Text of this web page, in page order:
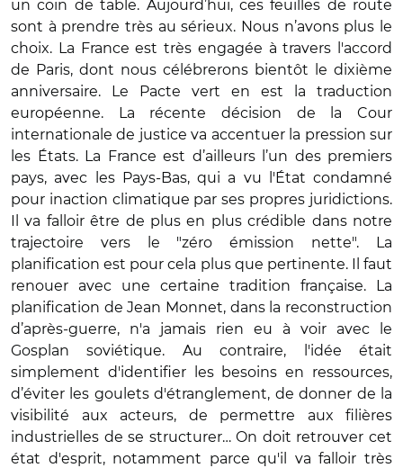
un coin de table. Aujourd’hui, ces feuilles de route
sont à prendre très au sérieux. Nous n’avons plus le
choix. La France est très engagée à travers l'accord
de Paris, dont nous célébrerons bientôt le dixième
anniversaire. Le Pacte vert en est la traduction
européenne. La récente décision de la Cour
internationale de justice va accentuer la pression sur
les États. La France est d’ailleurs l’un des premiers
pays, avec les Pays-Bas, qui a vu l'État condamné
pour inaction climatique par ses propres juridictions.
Il va falloir être de plus en plus crédible dans notre
trajectoire vers le "zéro émission nette". La
planification est pour cela plus que pertinente. Il faut
renouer avec une certaine tradition française. La
planification de Jean Monnet, dans la reconstruction
d’après-guerre, n'a jamais rien eu à voir avec le
Gosplan soviétique. Au contraire, l'idée était
simplement d'identifier les besoins en ressources,
d’éviter les goulets d'étranglement, de donner de la
visibilité aux acteurs, de permettre aux filières
industrielles de se structurer… On doit retrouver cet
état d'esprit, notamment parce qu'il va falloir très